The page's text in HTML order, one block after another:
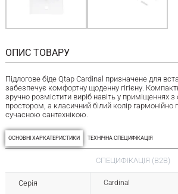
ОПИС ТОВАРУ
Підлогове біде Qtap Cardinal призначене для
забезпечує комфортну щоденну гігієну.
зручно розмістити виріб навіть у приміщеннях
простором, а класичний білий колір гармонійно
сучасною сантехнікою.
ОСНОВНІ ХАРКАТЕРИСТИКИ ТЕХНІЧНА СПЕЦИФІКАЦІЯ
СПЕЦИФІКАЦІЯ (B2B)
Серія Cardinal